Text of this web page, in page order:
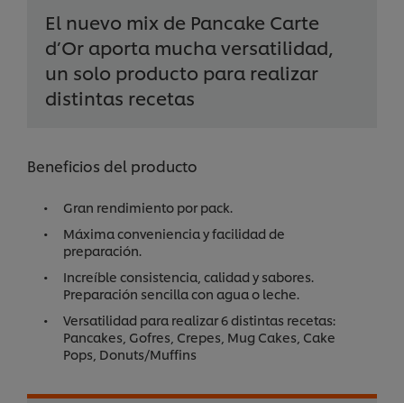
El nuevo mix de Pancake Carte
d’Or aporta mucha versatilidad,
un solo producto para realizar
distintas recetas
Beneficios del producto
Gran rendimiento por pack.
Máxima conveniencia y facilidad de
preparación.
Increíble consistencia, calidad y sabores.
Preparación sencilla con agua o leche.
Versatilidad para realizar 6 distintas recetas:
Pancakes, Gofres, Crepes, Mug Cakes, Cake
Pops, Donuts/Muffins